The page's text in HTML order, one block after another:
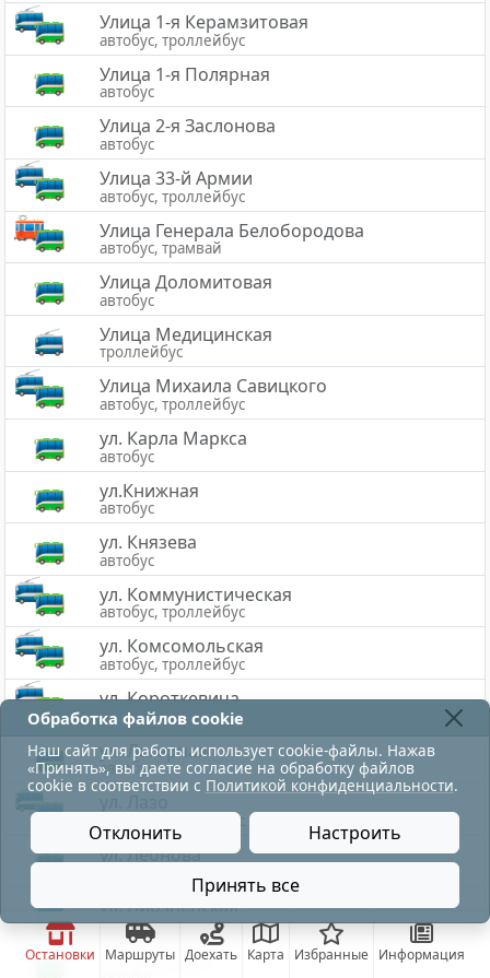
Остановки Маршруты Доехать Карта Избранные Информация
Улица 1-я Керамзитовая
автобус, троллейбус
Улица 1-я Полярная
автобус
Улица 2-я Заслонова
автобус
Улица 33-й Армии
автобус, троллейбус
Улица Генерала Белобородова
автобус, трамвай
Улица Доломитовая
автобус
Улица Медицинская
троллейбус
Улица Михаила Савицкого
автобус, троллейбус
ул. Карла Маркса
автобус
ул.Книжная
автобус
ул. Князева
автобус
ул. Коммунистическая
автобус, троллейбус
ул. Комсомольская
автобус, троллейбус
ул. Короткевича
автобус, троллейбус
ул. Лагерная
автобус
автобус, троллейбус
ул. Леонова
ул. Лиозненская
автобус
ул. Лынькова
Обработка файлов cookie
Наш сайт для работы использует cookie-файлы. Нажав
«Принять», вы даете согласие на обработку файлов
cookie в соответствии с Политикой конфиденциальности.
Отклонить Настроить
Принять все